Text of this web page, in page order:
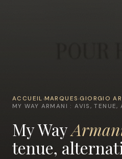
ACCUEIL ›MARQUES ›GIORGIO
MY WAY ARMANI : AVIS, TENUE,
My Way
tenue,